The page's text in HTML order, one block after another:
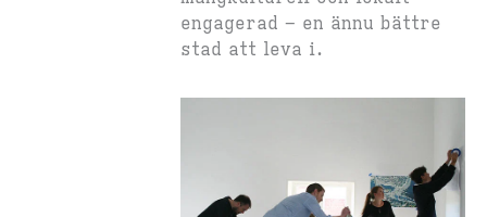
engagerad – en ännu bättre
stad att leva i.